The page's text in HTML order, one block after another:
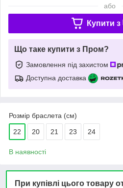
або
Купити з
Що таке купити з Пром?
Замовлення під захистом
Доступна доставка
Розмір браслета (см)
22 20 21 23 24
В наявності
При купівлі цього товару